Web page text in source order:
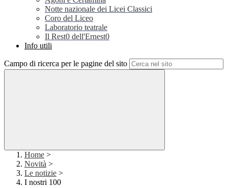
Notte nazionale dei Licei Classici
Coro del Liceo
Laboratorio teatrale
Il Rest0 dell'Ernest0
Info utili
Campo di ricerca per le pagine del sito
Home >
Novità >
Le notizie >
I nostri 100